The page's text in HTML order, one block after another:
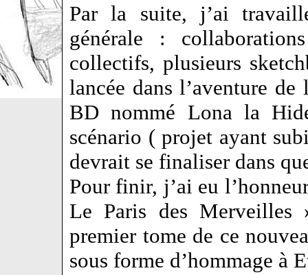
Par la suite, j’ai
générale :
collectifs, plusieurs
lancée dans l’aventure
BD nommé Lona la
scénario ( projet ayant
devrait se finaliser dans
Pour finir, j’ai eu
Le Paris des
premier tome de ce
sous forme d’hommage à